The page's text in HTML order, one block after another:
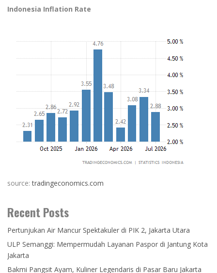
Indonesia Inflation Rate
source:tradingeconomics.com
Recent Posts
Pertunjukan Air Mancur Spektakuler di PIK 2, Jakarta Utara
ULP Semanggi: Mempermudah Layanan Paspor di Jantung Kota
Jakarta
Bakmi Pangsit Ayam, Kuliner Legendaris di Pasar Baru Jakarta